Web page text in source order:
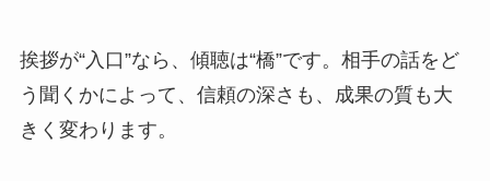
挨拶が“入口”なら、傾聴は“橋”です。相手の話をど
う聞くかによって、信頼の深さも、成果の質も大
きく変わります。